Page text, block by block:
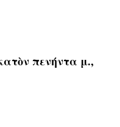
πενήντα μ.,